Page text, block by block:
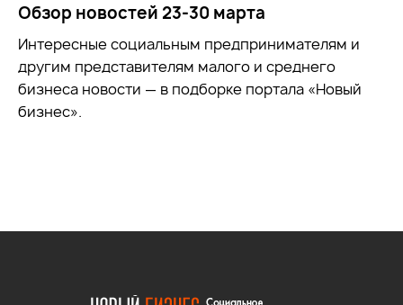
Обзор новостей 23-30 марта
Интересные социальным предпринимателям и
другим представителям малого и среднего
бизнеса новости — в подборке портала «Новый
бизнес».